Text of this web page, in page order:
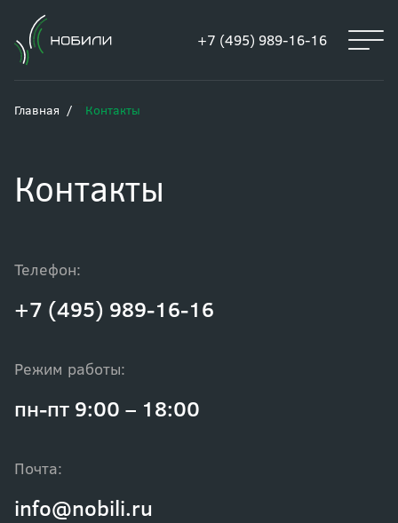
+7 (495) 989-16-16
Главная Контакты
Контакты
Телефон:
+7 (495) 989-16-16
Режим работы:
пн-пт 9:00 – 18:00
Почта:
info@nobili.ru